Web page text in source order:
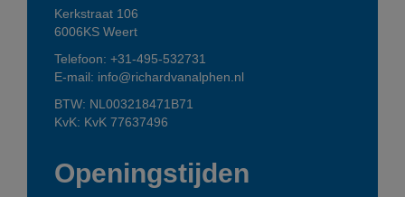
Kerkstraat 106
6006KS Weert
Telefoon: +31-495-532731
E-mail: info@richardvanalphen.nl
BTW: NL003218471B71
KvK: KvK 77637496
Openingstijden